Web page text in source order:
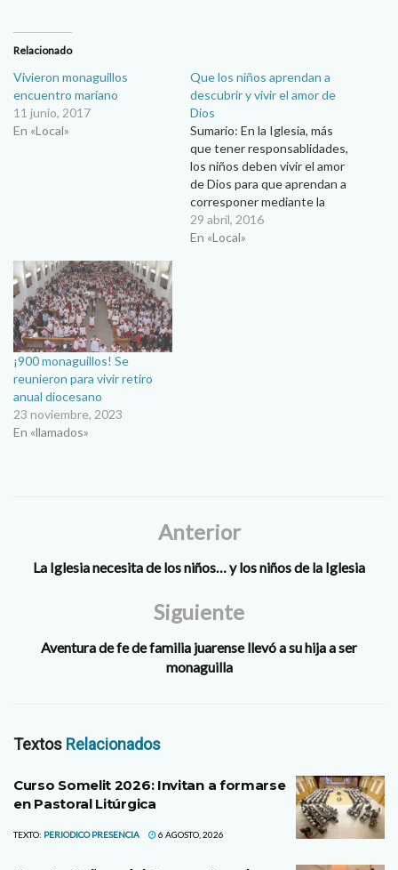
Relacionado
Vivieron monaguillos
encuentro mariano
11 junio, 2017
En «Local»
Que los niños aprendan a
descubrir y vivir el amor de
Dios
Sumario: En la Iglesia, más
que tener responsablidades,
los niños deben vivir el amor
de Dios para que aprendan a
corresponer mediante la
caridad y el servicio, afirma
formador de monaguillos.
29 abril, 2016
En «Local»
¡900 monaguillos! Se
reunieron para vivir retiro
anual diocesano
23 noviembre, 2023
En «llamados»
Anterior
La Iglesia necesita de los niños… y los niños de la Iglesia
Siguiente
Aventura de fe de familia juarense llevó a su hija a ser
monaguilla
Textos Relacionados
Curso Somelit 2026: Invitan a formarse
en Pastoral Litúrgica
TEXTO: PERIODICO PRESENCIA 6 AGOSTO, 2026